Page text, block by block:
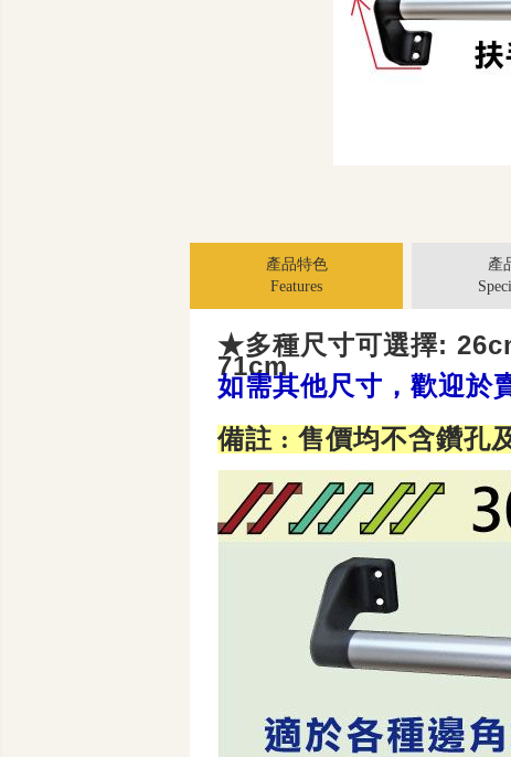
產品特色
Features
產
★多種尺寸可選擇:
71cm
如需其他尺寸，歡迎於
備註 : 售價均不含鑽孔